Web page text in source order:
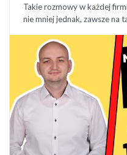
Takie rozmowy w każdej
nie mniej jednak, zawsze na